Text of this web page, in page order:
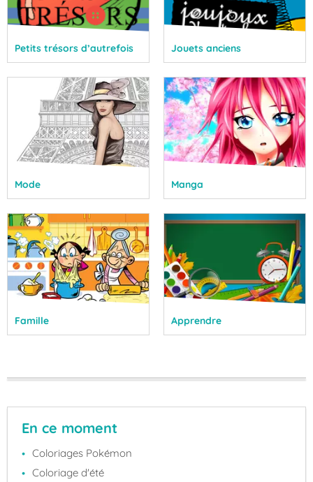
Petits trésors d’autrefois Jouets anciens
Mode Manga
Famille Apprendre
En ce moment
Coloriages Pokémon
Coloriage d'été